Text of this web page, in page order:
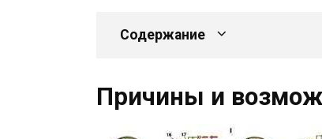
Содержание
Причины и